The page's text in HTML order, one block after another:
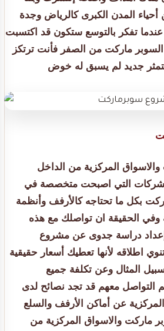
المدن الكبرى كالرياض وجدة
تفكر بالتوسع ستكون قد اكتسبت
ماركت من الصفر فأنت ترتكز
جديد لم يسبق له خوض
المركزية من الداخل
التي اصبحت متخصصة في
بكل ما تحتاجه كالأرفف وأنظمة
وفي الحقيقة ان تواصلك مع هذه
دراسة جدوى عن مشروع
اطلاقه لأنها تعطيك أسعار حقيقية
المثال وعن تكلفة جميع
التواصل معهم قد تجد نصائح لدى
عن أماكن الأرفف والسلع
ماركت والاسواق المركزية من